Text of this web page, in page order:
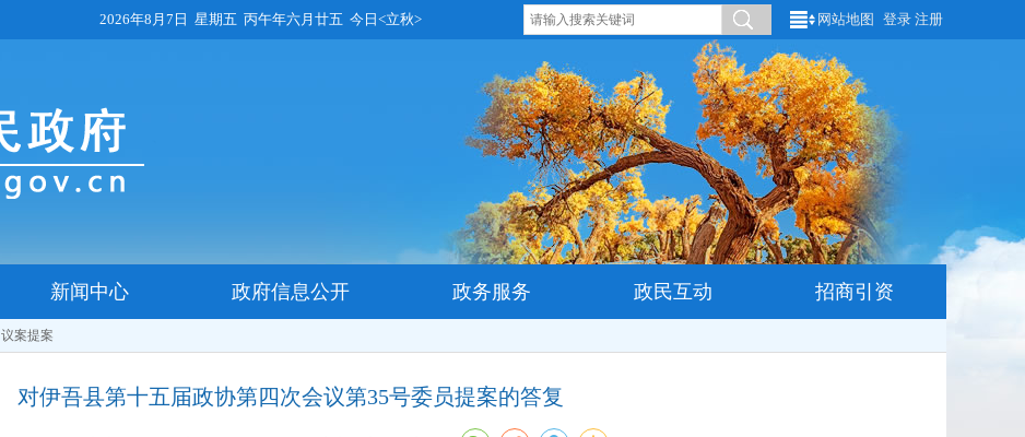
2026年8月7日 星期五 丙午年六月廿五 今日<立秋> 网站地图 登录 注册
新闻中心 政府信息公开 政务服务 政民互动 招商引资
议案提案
对伊吾县第十五届政协第四次会议第35号委员提案的答复